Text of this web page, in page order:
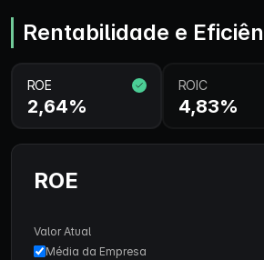
Rentabilidade e
ROE
2,64%
ROIC
4,83%
ROE
Valor Atual
Média da Empresa